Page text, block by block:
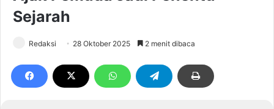
Sejarah
Redaksi 28 Oktober 2025 2 menit dibaca